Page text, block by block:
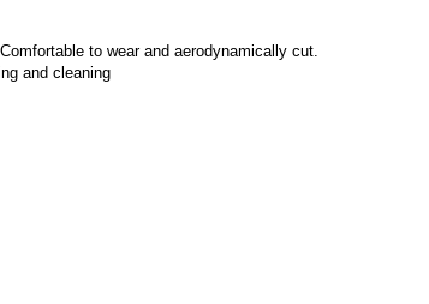
to wear and aerodynamically cut.
and cleaning